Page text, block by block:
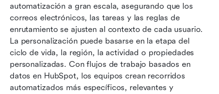
automatización a gran escala, asegurando que los
correos electrónicos, las tareas y las reglas de
enrutamiento se ajusten al contexto de cada usuario.
La personalización puede basarse en la etapa del
ciclo de vida, la región, la actividad o propiedades
personalizadas. Con flujos de trabajo basados en
datos en HubSpot, los equipos crean recorridos
automatizados más específicos, relevantes y